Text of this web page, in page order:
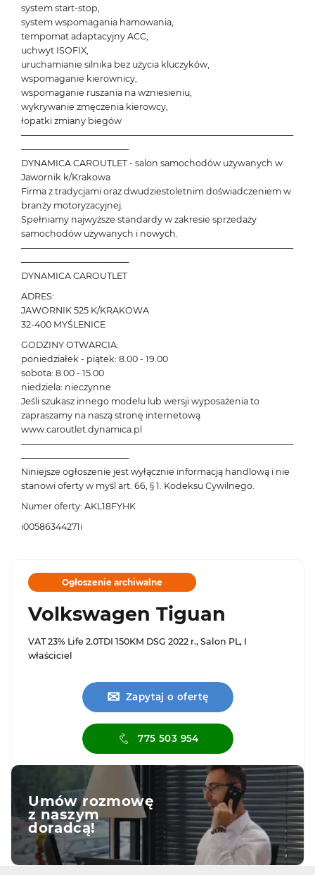
system start-stop,
system wspomagania hamowania,
tempomat adaptacyjny ACC,
uchwyt ISOFIX,
uruchamianie silnika bez użycia kluczyków,
wspomaganie kierownicy,
wspomaganie ruszania na wzniesieniu,
wykrywanie zmęczenia kierowcy,
łopatki zmiany biegów
───────────────────────────────────────────
─────────────────
DYNAMICA CAROUTLET - salon samochodów używanych w
Jawornik k/Krakowa
Firma z tradycjami oraz dwudziestoletnim doświadczeniem w
branży motoryzacyjnej.
Spełniamy najwyższe standardy w zakresie sprzedaży
samochodów używanych i nowych.
───────────────────────────────────────────
─────────────────
DYNAMICA CAROUTLET
ADRES:
JAWORNIK 525 K/KRAKOWA
32-400 MYŚLENICE
GODZINY OTWARCIA:
poniedziałek - piątek: 8.00 - 19.00
sobota: 8.00 - 15.00
niedziela: nieczynne
Jeśli szukasz innego modelu lub wersji wyposażenia to
zapraszamy na naszą stronę internetową
www.caroutlet.dynamica.pl
───────────────────────────────────────────
─────────────────
Niniejsze ogłoszenie jest wyłącznie informacją handlową i nie
stanowi oferty w myśl art. 66, § 1. Kodeksu Cywilnego.
Numer oferty: AKL18FYHK
i00586344271i
Ogłoszenie archiwalne
Volkswagen Tiguan
VAT 23% Life 2.0TDI 150KM DSG 2022 r., Salon PL, I
właściciel
✉ Zapytaj o ofertę
775 503 954
Umów rozmowę
z naszym
doradcą!